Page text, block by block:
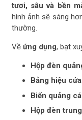
tươi, sâu và bền
hình ảnh sẽ sáng
thường.
Về ứng dụng, bạt
Hộp đèn
Bảng hiệu
Biển quảng
Hộp đèn